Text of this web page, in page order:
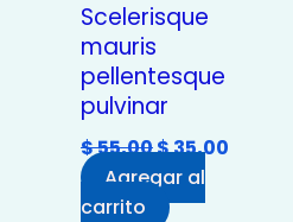
Scelerisque
mauris
pellentesque
pulvinar
$55,00$35,00
Agregar al
carrito